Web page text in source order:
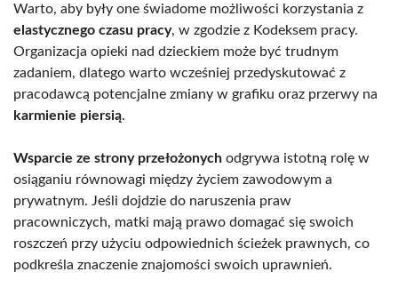
Warto, aby były one świadome możliwości korzystania z
elastycznego czasu pracy, w zgodzie z Kodeksem pracy.
Organizacja opieki nad dzieckiem może być trudnym
zadaniem, dlatego warto wcześniej przedyskutować z
pracodawcą potencjalne zmiany w grafiku oraz przerwy na
karmienie piersią.
Wsparcie ze strony przełożonych odgrywa istotną rolę w
osiąganiu równowagi między życiem zawodowym a
prywatnym. Jeśli dojdzie do naruszenia praw
pracowniczych, matki mają prawo domagać się swoich
roszczeń przy użyciu odpowiednich ścieżek prawnych, co
podkreśla znaczenie znajomości swoich uprawnień.